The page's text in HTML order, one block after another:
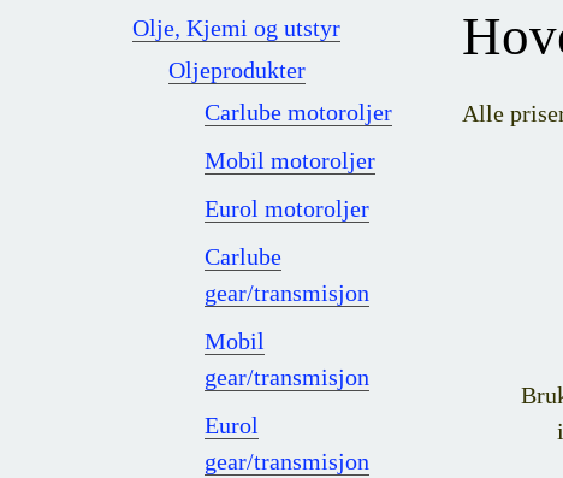
Olje, Kjemi og utstyr
Oljeprodukter
Carlube motoroljer
Mobil motoroljer
Eurol motoroljer
Carlube
gear/transmisjon
Mobil
gear/transmisjon
Eurol
gear/transmisjon
Alle